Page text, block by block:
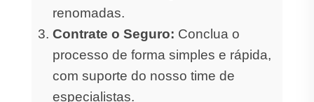
renomadas.
Contrate o Seguro: Conclua o
processo de forma simples e rápida,
com suporte do nosso time de
especialistas.